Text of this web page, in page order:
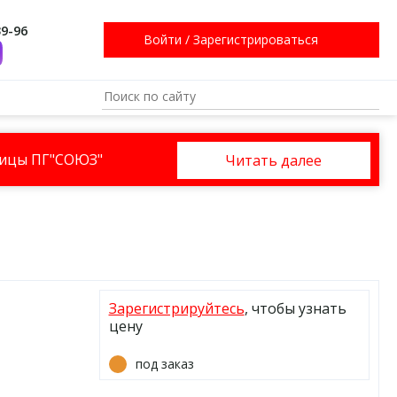
96
Войти / Зарегистрироваться
ПГ"СОЮЗ" Читать далее
Зарегистрируйтесь, чтобы узнать
цену
под заказ